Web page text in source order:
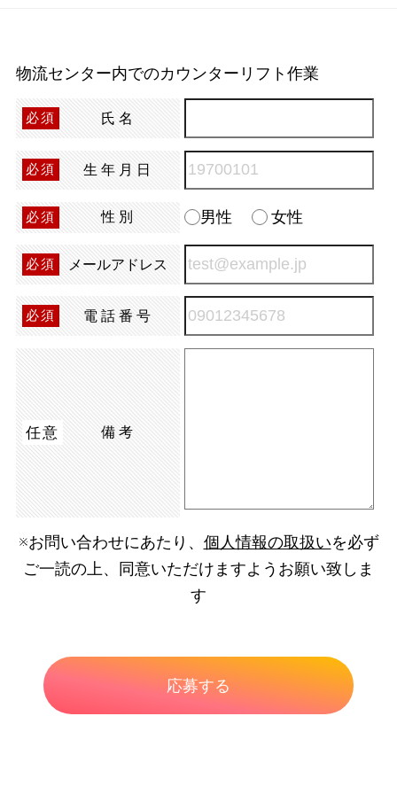
物流センター内でのカウンターリフト作業
必須 氏名
必須 生年月日
必須 性別 男性 女性
必須 メールアドレス
必須 電話番号
任意 備考
※お問い合わせにあたり、 個人情報の取扱いを必ず
ご一読の上、同意いただけますようお願い致しま
す